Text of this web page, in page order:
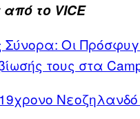
το VICE
Σύνορα: Οι
τους στα